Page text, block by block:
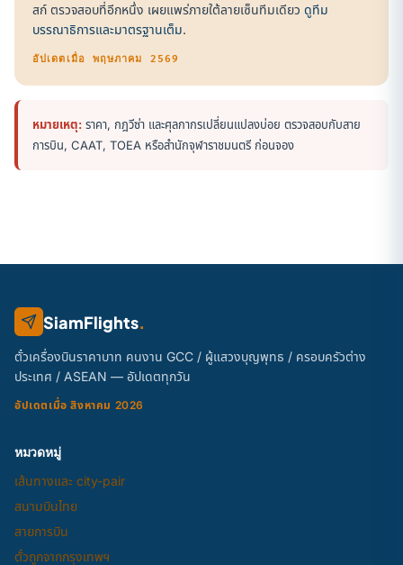
สก์ ตรวจสอบที่อีกหนึ่ง เผยแพร่ภายใต้ลายเซ็นทีมเดียว ดูทีม
บรรณาธิการและมาตรฐานเต็ม.
อัปเดตเมื่อ พฤษภาคม 2569
หมายเหตุ: ราคา, กฎวีซ่า และศุลกากรเปลี่ยนแปลงบ่อย ตรวจสอบกับสาย
การบิน, CAAT, TOEA หรือสำนักจุฬาราชมนตรี ก่อนจอง
SiamFlights.
ตั๋วเครื่องบินราคาบาท คนงาน GCC / ผู้แสวงบุญพุทธ / ครอบครัวต่าง
ประเทศ / ASEAN — อัปเดตทุกวัน
อัปเดตเมื่อ สิงหาคม 2026
หมวดหมู่
เส้นทางและ city-pair
สนามบินไทย
สายการบิน
ตั๋วถูกจากกรุงเทพฯ